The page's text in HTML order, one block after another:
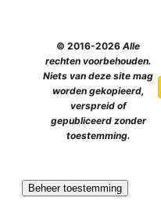
© 2016-2026Alle
rechten voorbehouden.
Niets van deze site mag
worden gekopieerd,
verspreid of
gepubliceerd zonder
toestemming.
Beheer toestemming